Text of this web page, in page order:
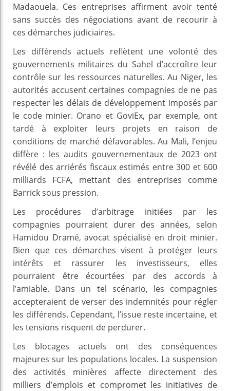
Madaouela. Ces entreprises affirment avoir tenté
sans succès des négociations avant de recourir à
ces démarches judiciaires.
Les différends actuels reflètent une volonté des
gouvernements militaires du Sahel d’accroître leur
contrôle sur les ressources naturelles. Au Niger, les
autorités accusent certaines compagnies de ne pas
respecter les délais de développement imposés par
le code minier. Orano et GoviEx, par exemple, ont
tardé à exploiter leurs projets en raison de
conditions de marché défavorables. Au Mali, l’enjeu
diffère : les audits gouvernementaux de 2023 ont
révélé des arriérés fiscaux estimés entre 300 et 600
milliards FCFA, mettant des entreprises comme
Barrick sous pression.
Les procédures d’arbitrage initiées par les
compagnies pourraient durer des années, selon
Hamidou Dramé, avocat spécialisé en droit minier.
Bien que ces démarches visent à protéger leurs
intérêts et rassurer les investisseurs, elles
pourraient être écourtées par des accords à
l’amiable. Dans un tel scénario, les compagnies
accepteraient de verser des indemnités pour régler
les différends. Cependant, l’issue reste incertaine, et
les tensions risquent de perdurer.
Les blocages actuels ont des conséquences
majeures sur les populations locales. La suspension
des activités minières affecte directement des
milliers d’emplois et compromet les initiatives de